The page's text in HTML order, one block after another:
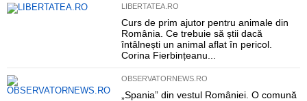
LIBERTATEA.RO
Curs de prim ajutor pentru animale din
România. Ce trebuie să știi dacă
întâlnești un animal aflat în pericol.
Corina Fierbințeanu...
OBSERVATORNEWS.RO
„Spania” din vestul României. O comună